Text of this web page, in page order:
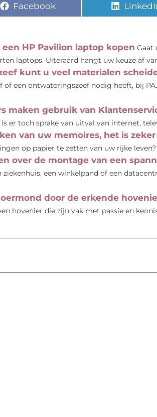
Facebook
HP Pavilion laptop kopen Gaat
laptops. Uiteraard hangt uw keuze af
kunt u veel materialen
of een ontwateringszeef nodig heeft, bij
maken gebruik van
er toch sprake van uitval van internet,
van uw memoires, het is
op papier te zetten van uw rijke leven?
over de montage van een
een winkelpand of een
door de erkende
hovenier die zijn vak met passie en